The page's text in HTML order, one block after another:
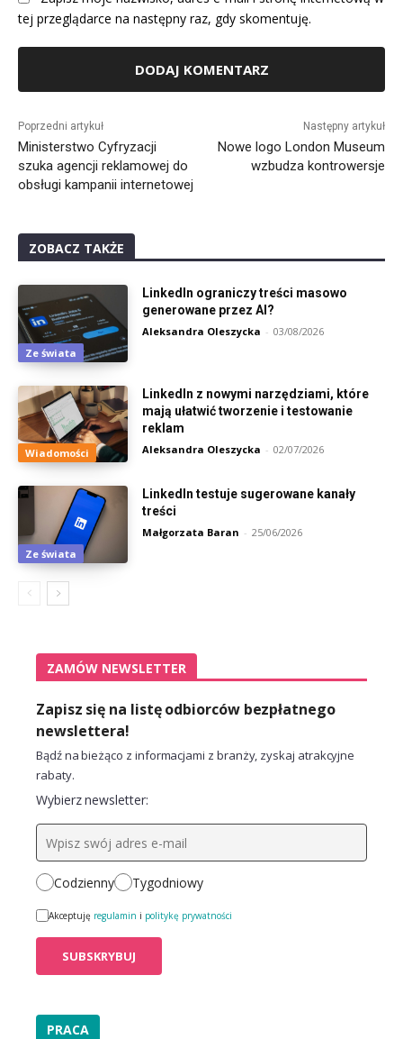
tej przeglądarce na następny raz, gdy skomentuję.
Poprzedni artykuł
Ministerstwo Cyfryzacji
szuka agencji reklamowej do
obsługi kampanii internetowej
Następny artykuł
Nowe logo London Museum
wzbudza kontrowersje
ZOBACZ TAKŻE
Ze świata
LinkedIn ograniczy treści masowo
generowane przez AI?
Aleksandra Oleszycka - 03/08/2026
Wiadomości
LinkedIn z nowymi narzędziami, które
mają ułatwić tworzenie i testowanie
reklam
Aleksandra Oleszycka - 02/07/2026
Ze świata
LinkedIn testuje sugerowane kanały
treści
Małgorzata Baran - 25/06/2026
ZAMÓW NEWSLETTER
Zapisz się na listę odbiorców bezpłatnego
newslettera!
Bądź na bieżąco z informacjami z branży, zyskaj atrakcyjne
rabaty.
Wybierz newsletter:
Codzienny Tygodniowy
Akceptuję regulamin i politykę prywatności
PRACA